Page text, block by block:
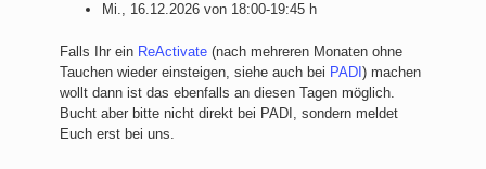
Mi., 16.12.2026 von 18:00-19:45 h
Falls Ihr ein ReActivate (nach mehreren Monaten ohne
Tauchen wieder einsteigen, siehe auch bei PADI) machen
wollt dann ist das ebenfalls an diesen Tagen möglich.
Bucht aber bitte nicht direkt bei PADI, sondern meldet
Euch erst bei uns.